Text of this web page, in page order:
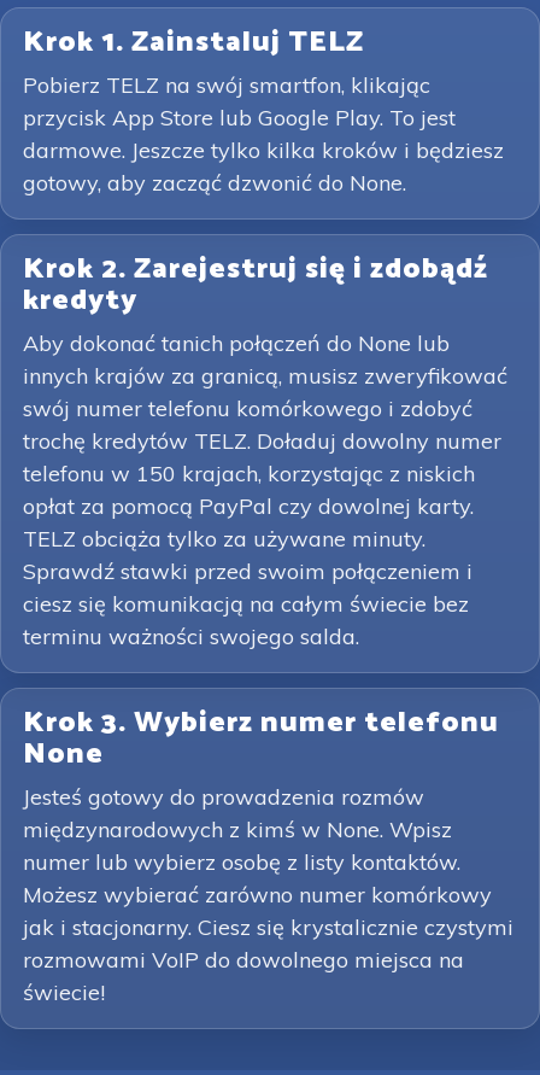
Krok 1. Zainstaluj TELZ
Pobierz TELZ na swój smartfon, klikając
przycisk App Store lub Google Play. To jest
darmowe. Jeszcze tylko kilka kroków i będziesz
gotowy, aby zacząć dzwonić do None.
Krok 2. Zarejestruj się i zdobądź
kredyty
Aby dokonać tanich połączeń do None lub
innych krajów za granicą, musisz zweryfikować
swój numer telefonu komórkowego i zdobyć
trochę kredytów TELZ. Doładuj dowolny numer
telefonu w 150 krajach, korzystając z niskich
opłat za pomocą PayPal czy dowolnej karty.
TELZ obciąża tylko za używane minuty.
Sprawdź stawki przed swoim połączeniem i
ciesz się komunikacją na całym świecie bez
terminu ważności swojego salda.
Krok 3. Wybierz numer telefonu
None
Jesteś gotowy do prowadzenia rozmów
międzynarodowych z kimś w None. Wpisz
numer lub wybierz osobę z listy kontaktów.
Możesz wybierać zarówno numer komórkowy
jak i stacjonarny. Ciesz się krystalicznie czystymi
rozmowami VoIP do dowolnego miejsca na
świecie!